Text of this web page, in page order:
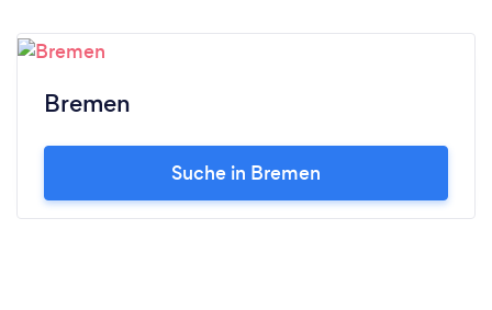
Bremen
Suche in Bremen